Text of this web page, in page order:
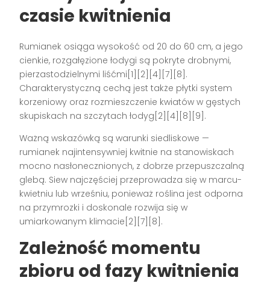
czasie kwitnienia
Rumianek osiąga wysokość od 20 do 60 cm, a jego
cienkie, rozgałęzione łodygi są pokryte drobnymi,
pierzastodzielnymi liśćmi[1][2][4][7][8].
Charakterystyczną cechą jest także płytki system
korzeniowy oraz rozmieszczenie kwiatów w gęstych
skupiskach na szczytach łodyg[2][4][8][9].
Ważną wskazówką są warunki siedliskowe —
rumianek najintensywniej kwitnie na stanowiskach
mocno nasłonecznionych, z dobrze przepuszczalną
glebą. Siew najczęściej przeprowadza się w marcu-
kwietniu lub wrześniu, ponieważ roślina jest odporna
na przymrozki i doskonale rozwija się w
umiarkowanym klimacie[2][7][8].
Zależność momentu
zbioru od fazy kwitnienia